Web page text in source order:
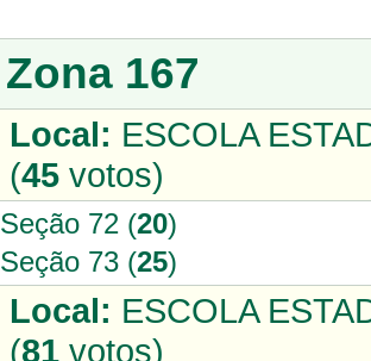
Zona 167
Local: ESCOLA
(45 votos)
Seção 72 (20)
Seção 73 (25)
Local: ESCOLA
(81 votos)